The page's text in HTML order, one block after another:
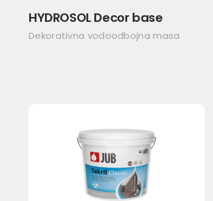
HYDROSOL Decor base
Dekorativna vodoodbojna masa